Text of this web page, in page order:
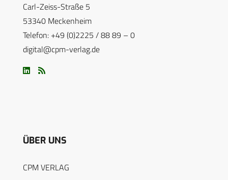
Carl-Zeiss-Straße 5
53340 Meckenheim
Telefon: +49 (0)2225 / 88 89 – 0
digital@cpm-verlag.de
ÜBER UNS
CPM VERLAG